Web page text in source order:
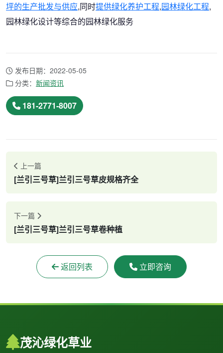
坪的生产批发与供应,同时提供绿化养护工程,园林绿化工程,
园林绿化设计等综合的园林绿化服务
发布日期：2022-05-05
分类： 新闻资讯
181-2771-8007
上一篇
[兰引三号草]兰引三号草皮规格齐全
下一篇
[兰引三号草]兰引三号草卷种植
返回列表 立即咨询
茂沁绿化草业